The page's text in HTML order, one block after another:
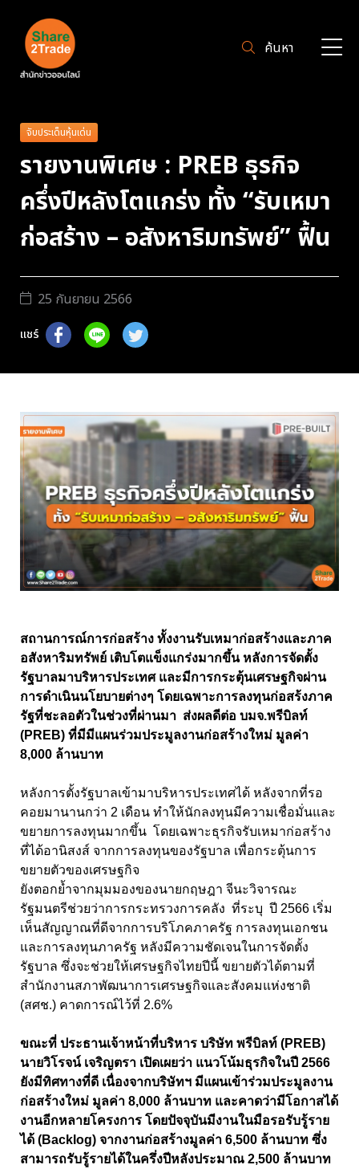
ค้นหา
จับประเด็นหุ้นเด่น
รายงานพิเศษ : PREB ธุรกิจ
ครึ่งปีหลังโตแกร่ง ทั้ง “รับเหมา
ก่อสร้าง – อสังหาริมทรัพย์” ฟื้น
25 กันยายน 2566
แชร์
สถานการณ์การก่อสร้าง ทั้งงานรับเหมาก่อสร้างและภาค
อสังหาริมทรัพย์ เติบโตแข็งแกร่งมากขึ้น หลังการจัดตั้ง
รัฐบาลมาบริหารประเทศ และมีการกระตุ้นเศรษฐกิจผ่าน
การดำเนินนโยบายต่างๆ โดยเฉพาะการลงทุนก่อสร้งภาค
รัฐที่ชะลอตัวในช่วงที่ผ่านมา ส่งผลดีต่อ บมจ.พรีบิลท์
(PREB) ที่มีมีแผนร่วมประมูลงานก่อสร้างใหม่ มูลค่า
8,000 ล้านบาท
หลังการตั้งรัฐบาลเข้ามาบริหารประเทศได้ หลังจากที่รอ
คอยมานานกว่า 2 เดือน ทำให้นักลงทุนมีความเชื่อมั่นและ
ขยายการลงทุนมากขึ้น โดยเฉพาะธุรกิจรับเหมาก่อสร้าง
ที่ได้อานิสงส์ จากการลงทุนของรัฐบาล เพื่อกระตุ้นการ
ขยายตัวของเศรษฐกิจ
ยังตอกย้ำจากมุมมองของนายกฤษฎา จีนะวิจารณะ
รัฐมนตรีช่วยว่าการกระทรวงการคลัง ที่ระบุ ปี 2566 เริ่ม
เห็นสัญญาณที่ดีจากการบริโภคภาครัฐ การลงทุนเอกชน
และการลงทุนภาครัฐ หลังมีความชัดเจนในการจัดตั้ง
รัฐบาล ซึ่งจะช่วยให้เศรษฐกิจไทยปีนี้ ขยายตัวได้ตามที่
สำนักงานสภาพัฒนาการเศรษฐกิจและสังคมแห่งชาติ
(สศช.) คาดการณ์ไว้ที่ 2.6%
ขณะที่ ประธานเจ้าหน้าที่บริหาร บริษัท พรีบิลท์ (PREB)
นายวิโรจน์ เจริญตรา เปิดเผยว่า แนวโน้มธุรกิจในปี 2566
ยังมีทิศทางที่ดี เนื่องจากบริษัทฯ มีแผนเข้าร่วมประมูลงาน
ก่อสร้างใหม่ มูลค่า 8,000 ล้านบาท และคาดว่ามีโอกาสได้
งานอีกหลายโครงการ โดยปัจจุบันมีงานในมือรอรับรู้ราย
ได้ (Backlog) จากงานก่อสร้างมูลค่า 6,500 ล้านบาท ซึ่ง
สามารถรับรู้รายได้ในครึ่งปีหลังประมาณ 2,500 ล้านบาท